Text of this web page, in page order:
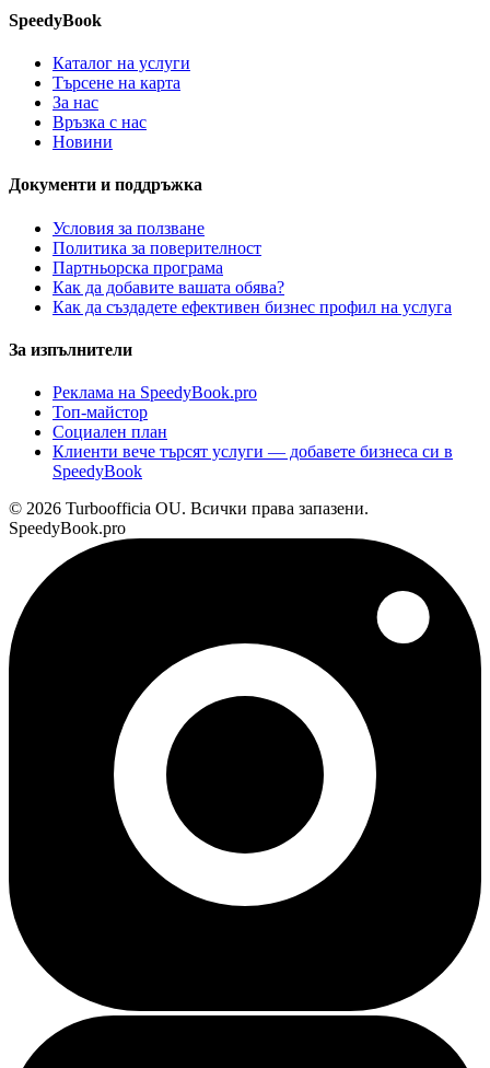
SpeedyBook
Каталог на услуги
Търсене на карта
За нас
Връзка с нас
Новини
Документи и поддръжка
Условия за ползване
Политика за поверителност
Партньорска програма
Как да добавите вашата обява?
Как да създадете ефективен бизнес профил на услуга
За изпълнители
Реклама на SpeedyBook.pro
Топ-майстор
Социален план
Клиенти вече търсят услуги — добавете бизнеса си в
SpeedyBook
© 2026 Turboofficia OU. Всички права запазени.
SpeedyBook.pro